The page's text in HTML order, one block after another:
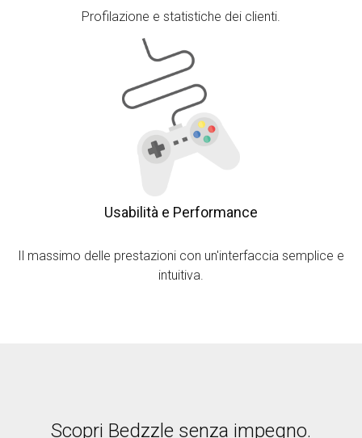
Profilazione e statistiche dei clienti.
Usabilità e Performance
Il massimo delle prestazioni con un'interfaccia semplice e
intuitiva.
Scopri Bedzzle senza impegno.